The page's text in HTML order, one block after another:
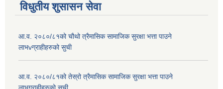
विधुतीय शुसासन सेवा
आ.व. २०८०/८१को चौथो त्रैमासिक सामाजिक सुरक्षा भत्ता पाउने
लाभvग्राहीहरुको सुची
आ.व. २०८०/८१को तेस्रो त्रैमासिक सामाजिक सुरक्षा भत्ता पाउने